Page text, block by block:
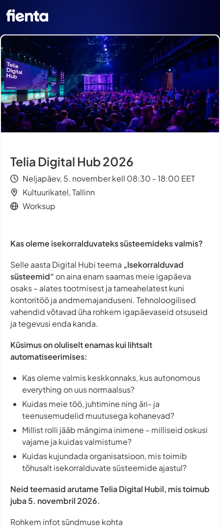
Telia Digital Hub 2026
Neljapäev, 5. november kell 08:30 - 18:00 EET
Kultuurikatel, Tallinn
Worksup
Kas oleme isekorralduvateks süsteemideks valmis?
Selle aasta Digital Hubi teema „Isekorralduvad
süsteemid“ on aina enam saamas meie igapäeva
osaks – alates tootmisest ja tarneahelatest kuni
kontoritöö ja andmemajanduseni. Tehnoloogilised
vahendid võtavad üha rohkem igapäevaseid otsuseid
ja tegevusi enda kanda.
Küsimus on oluliselt enamas kui lihtsalt
automatiseerimises:
Kas oleme valmis keskkonnaks, kus autonomous
everything on uus normaalsus?
Kuidas meie töö, juhtimine ning äri- ja
teenusemudelid muutusega kohanevad?
Millist rolli jääb mängima inimene – milliseid oskusi
vajame ja kuidas valmistume?
Kuidas kujundada organisatsioon, mis toimib
tõhusalt isekorralduvate süsteemide ajastul?
Neid teemasid arutame Telia Digital Hubil, mis toimub
juba 5. novembril 2026.
Rohkem infot sündmuse kohta